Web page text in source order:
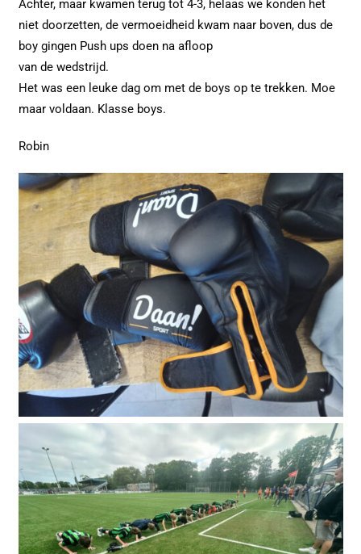
Achter, maar kwamen terug tot 4-3, helaas we konden het
niet doorzetten, de vermoeidheid kwam naar boven, dus de
boy gingen Push ups doen na afloop
van de wedstrijd.
Het was een leuke dag om met de boys op te trekken. Moe
maar voldaan. Klasse boys.
Robin